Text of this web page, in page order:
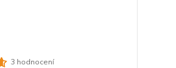
3 hodnocení